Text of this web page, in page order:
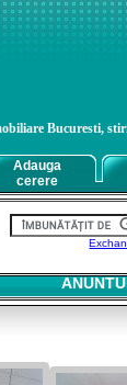
Bucuresti,
Adauga
cerere